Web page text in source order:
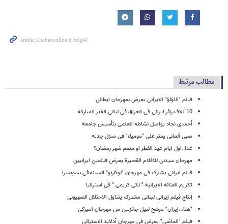
مطالب مرتبط
فیلم "اللؤلؤ" الایرانی یعرض بمهرجان ایطالی
10 آلاف زائر ایرانی فی العراق فی لیالی القدر المبارکة
أحمدی نجاد یواصل نشاطه العلمی بتأسیس جامعة
صبی ألمانی یعثر على "مومیاء" فی منزل جدته
غدا..اول ایام عید الفطر او متمم شهر رمضان؟
مهرجان سیدنی للافلام القصیرة یعرض فیلمین ایرانیین
فیلم ایرانی یشارک فی مهرجان "لوکارنو" السینمائی بسویسرا
تکریم الفنانة الایرانیة " نکی کریمی " فی استرالیا
إنتاج فیلم إیرانی لبنانی مشترک یتناول الاحتلال الصهیونی
"هنا...إیران" مرشح لنیل جائزتین من مهرجان امیرکی
فیلم "الماضی" یعرض فی مهرجان آدلاید الاسترالی